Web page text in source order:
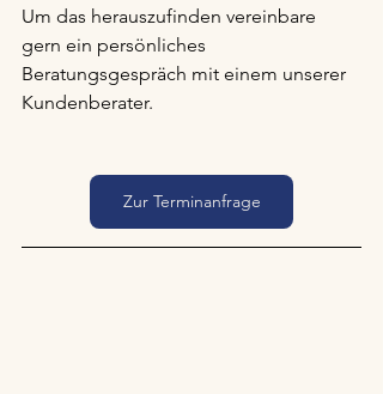
Um das herauszufinden vereinbare
gern ein persönliches
Beratungsgespräch mit einem unserer
Kundenberater.
Zur Terminanfrage